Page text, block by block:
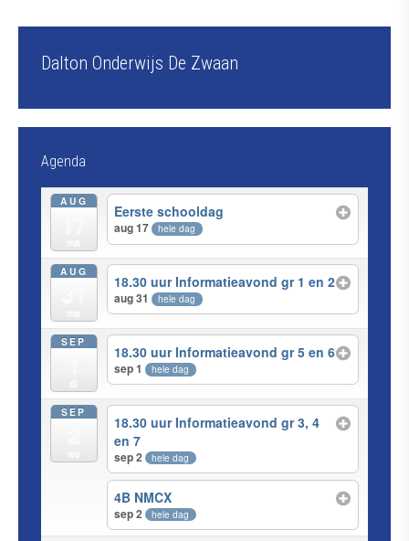
Dalton Onderwijs De Zwaan
Agenda
AUG
Eerste schooldag
aug 17 hele dag
AUG
18.30 uur Informatieavond gr 1 en 2
aug 31 hele dag
SEP
18.30 uur Informatieavond gr 5 en 6
sep 1 hele dag
SEP
18.30 uur Informatieavond gr 3, 4
en 7
sep 2 hele dag
4B NMCX
sep 2 hele dag